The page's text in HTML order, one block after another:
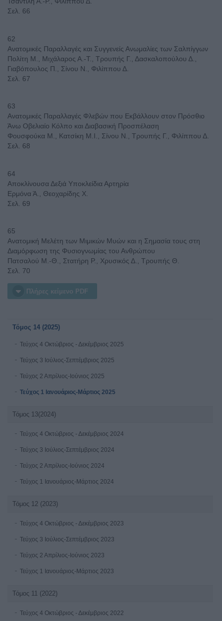
Σελ. 66
62
Ανατομικές Παραλλαγές και Συγγενείς Ανωμαλίες των Σαλπίγγων
Πολίτη Μ., Μιχάλαρος Α.-Τ., Τρουπής Γ., Δασκαλοπούλου Δ.,
Γιαβόπουλος Π., Σίνου Ν., Φιλίππου Δ.
Σελ. 67
63
Ανατομικές Παραλλαγές Φλεβών που Εκβάλλουν στον Πρόσθιο
Άνω Οβελιαίο Κόλπο και Διαβασική Προσπέλαση
Φουσφούκα Μ., Κατσίκη Μ.Ι., Σίνου Ν., Τρουπής Γ., Φιλίππου Δ.
Σελ. 68
64
Αποκλίνουσα Δεξιά Υποκλείδια Αρτηρία
Ερμόνα Ά., Θεοχαρίδης Χ.
Σελ. 69
65
Ανατομική Μελέτη των Μιμικών Μυών και η Σημασία τους στη
Διαμόρφωση της Φυσιογνωμίας του Ανθρώπου
Πατσαλού Μ.-Θ., Στατήρη Ρ., Χρυσικός Δ., Τρουπής Θ.
Σελ. 70
Πλήρες κείμενο PDF
Τόμος 14 (2025)
Τεύχος 4 Οκτώβριος - Δεκέμβριος 2025
Τεύχος 3 Ιούλιος-Σεπτέμβριος 2025
Τεύχος 2 Απρίλιος-Ιούνιος 2025
Τεύχος 1 Ιανουάριος-Μάρτιος 2025
Τόμος 13(2024)
Τεύχος 4 Οκτώβριος - Δεκέμβριος 2024
Τεύχος 3 Ιούλιος-Σεπτέμβριος 2024
Τεύχος 2 Απρίλιος-Ιούνιος 2024
Τεύχος 1 Ιανουάριος-Μάρτιος 2024
Τόμος 12 (2023)
Τεύχος 4 Οκτώβριος - Δεκέμβριος 2023
Τεύχος 3 Ιούλιος-Σεπτέμβριος 2023
Τεύχος 2 Απρίλιος-Ιούνιος 2023
Τεύχος 1 Ιανουάριος-Μάρτιος 2023
Τόμος 11 (2022)
Τεύχος 4 Οκτώβριος - Δεκέμβριος 2022